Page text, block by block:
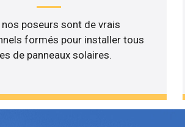
nos poseurs sont de vrais
formés pour installer tous
de panneaux solaires.